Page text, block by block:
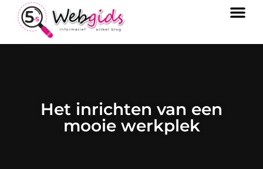
Het inrichten van een
mooie werkplek